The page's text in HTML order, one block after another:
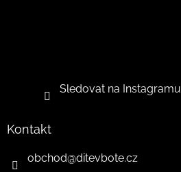
Sledovat na Instagramu
Kontakt
obchod@ditevbote.cz